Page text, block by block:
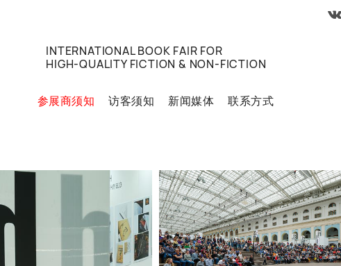
INTERNATIONAL BOOK FAIR FOR
HIGH-QUALITY FICTION & NON-FICTION
参展商须知 访客须知 新闻媒体 联系方式